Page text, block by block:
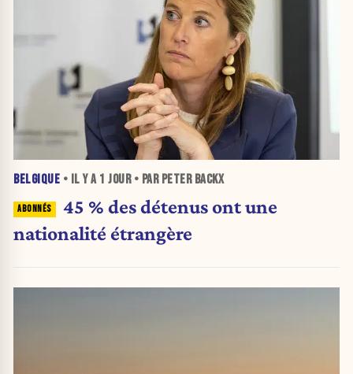
BELGIQUE • IL Y A 1 JOUR• PAR PETER BACKX
45 % des détenus ont une
nationalité étrangère